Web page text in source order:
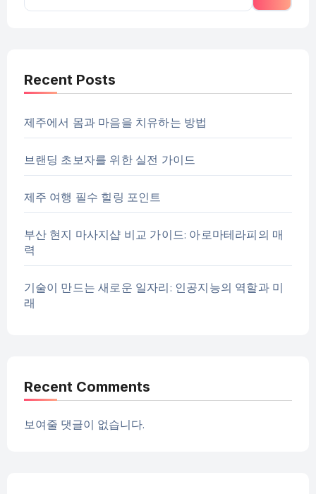
Recent Posts
제주에서 몸과 마음을 치유하는 방법
브랜딩 초보자를 위한 실전 가이드
제주 여행 필수 힐링 포인트
부산 현지 마사지샵 비교 가이드: 아로마테라피의 매
력
기술이 만드는 새로운 일자리: 인공지능의 역할과 미
래
Recent Comments
보여줄 댓글이 없습니다.